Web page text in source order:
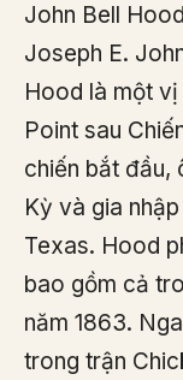
John Bell
Joseph E.
Hood là một
Point sau
chiến bắt đầu,
Kỳ và gia
Texas. Hood
bao gồm cả
năm 1863.
trong trận